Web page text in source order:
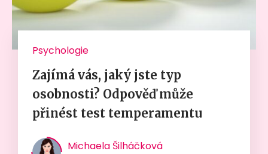
Psychologie
Zajímá vás, jaký jste typ
osobnosti? Odpověď může
přinést test temperamentu
Michaela Šilháčková